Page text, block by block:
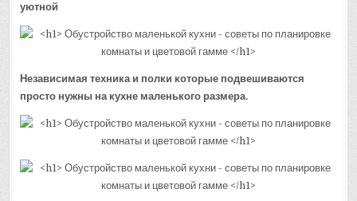
уютной
Независимая техника и полки которые подвешиваются
просто нужны на кухне маленького размера.